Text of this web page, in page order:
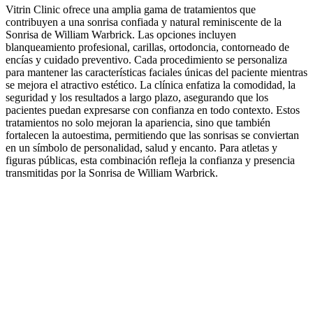
Vitrin Clinic ofrece una amplia gama de tratamientos que
contribuyen a una sonrisa confiada y natural reminiscente de la
Sonrisa de William Warbrick. Las opciones incluyen
blanqueamiento profesional, carillas, ortodoncia, contorneado de
encías y cuidado preventivo. Cada procedimiento se personaliza
para mantener las características faciales únicas del paciente mientras
se mejora el atractivo estético. La clínica enfatiza la comodidad, la
seguridad y los resultados a largo plazo, asegurando que los
pacientes puedan expresarse con confianza en todo contexto. Estos
tratamientos no solo mejoran la apariencia, sino que también
fortalecen la autoestima, permitiendo que las sonrisas se conviertan
en un símbolo de personalidad, salud y encanto. Para atletas y
figuras públicas, esta combinación refleja la confianza y presencia
transmitidas por la Sonrisa de William Warbrick.